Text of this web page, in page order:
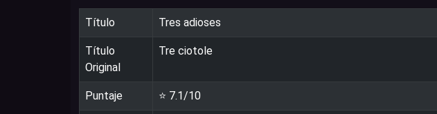
Título Tres adioses
Título
Original
Tre ciotole
Puntaje ⭐ 7.1/10